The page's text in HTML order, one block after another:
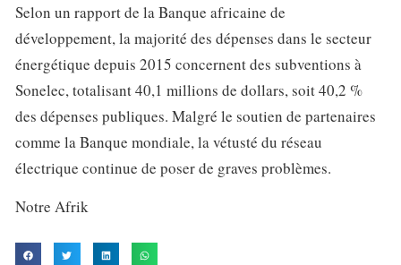
Selon un rapport de la Banque africaine de
développement, la majorité des dépenses dans le secteur
énergétique depuis 2015 concernent des subventions à
Sonelec, totalisant 40,1 millions de dollars, soit 40,2 %
des dépenses publiques. Malgré le soutien de partenaires
comme la Banque mondiale, la vétusté du réseau
électrique continue de poser de graves problèmes.
Notre Afrik